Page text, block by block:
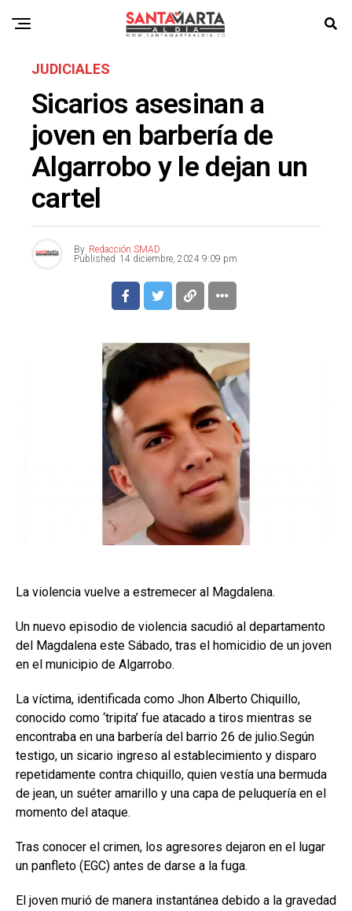
JUDICIALES
Sicarios asesinan a
joven en barbería de
Algarrobo y le dejan un
cartel
By Redacción SMAD
Published 14 diciembre, 2024 9:09 pm
La violencia vuelve a estremecer al Magdalena.
Un nuevo episodio de violencia sacudió al departamento
del Magdalena este Sábado, tras el homicidio de un joven
en el municipio de Algarrobo.
La víctima, identificada como Jhon Alberto Chiquillo,
conocido como ‘tripita’ fue atacado a tiros mientras se
encontraba en una barbería del barrio 26 de julio.Según
testigo, un sicario ingreso al establecimiento y disparo
repetidamente contra chiquillo, quien vestía una bermuda
de jean, un suéter amarillo y una capa de peluquería en el
momento del ataque.
Tras conocer el crimen, los agresores dejaron en el lugar
un panfleto (EGC) antes de darse a la fuga.
El joven murió de manera instantánea debido a la gravedad